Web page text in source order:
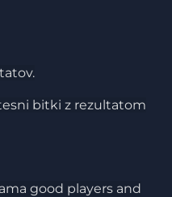
bitki z rezultatom
good players and